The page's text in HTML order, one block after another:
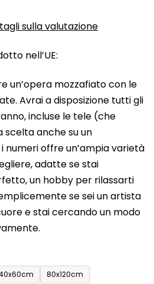
nell’UE:
un’opera mozzafiato con le
Avrai a disposizione tutti gli
incluse le tele (che
scelta anche su un
numeri offre un’ampia varietà
adatte se stai
un hobby per rilassarti
se sei un artista
e stai cercando un modo
80x120cm
sulla valutazione